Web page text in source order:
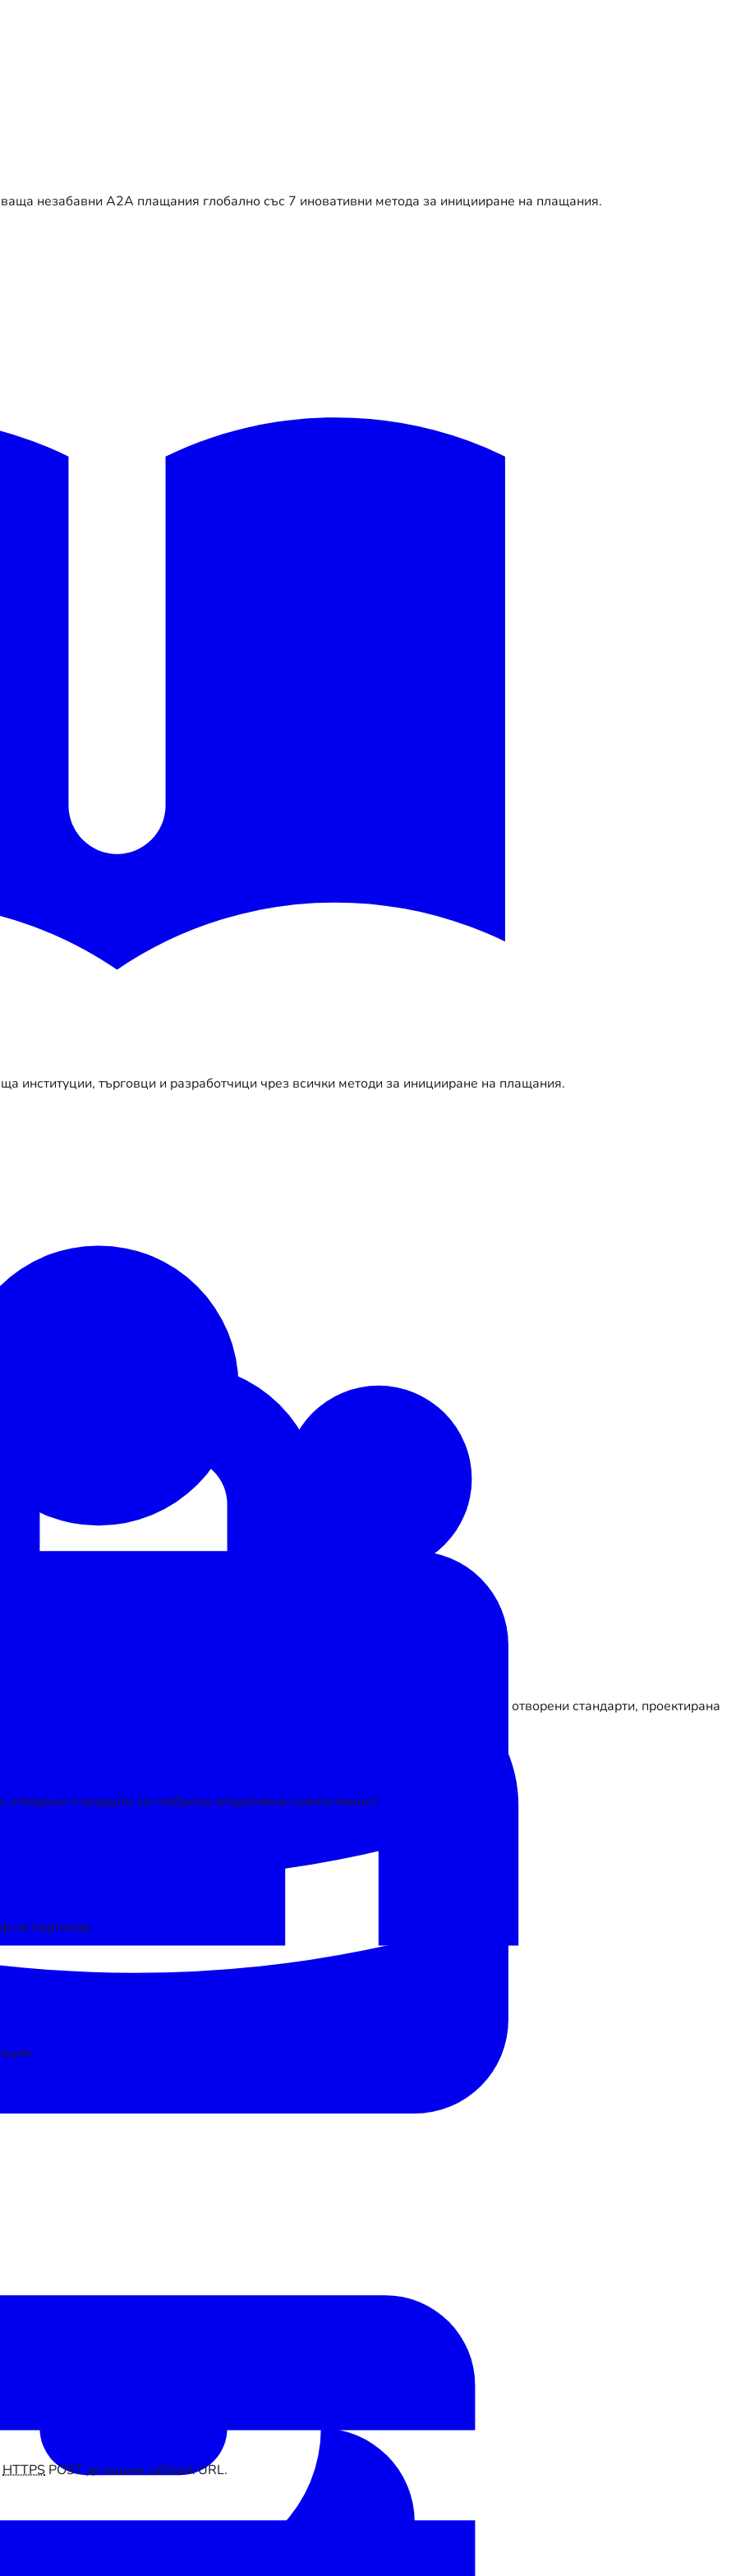
незабавни A2A плащания глобално със 7 иновативни метода за иницииране на плащания.
институции, търговци и разработчици чрез всички методи за иницииране на плащания.
за оперативно съгласуване на транзакции на payware. Изградена върху отворени стандарти, проектирана
отворени стандарти за глобална оперативна съвместимост.
на партньор
HTTPS POST до вашия callback URL.